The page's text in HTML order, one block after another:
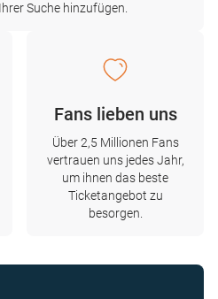
Suche hinzufügen.
Fans lieben uns
Über 2,5 Millionen Fans
vertrauen uns jedes Jahr,
um ihnen das beste
Ticketangebot zu
besorgen.